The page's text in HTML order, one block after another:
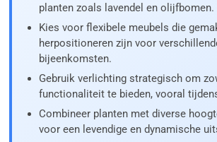
planten zoals lavendel en olijfbomen.
Kies voor flexibele meubels die
herpositioneren zijn voor
bijeenkomsten.
Gebruik verlichting strategisch om
functionaliteit te bieden, vooral
Combineer planten met diverse
voor een levendige en dynamische